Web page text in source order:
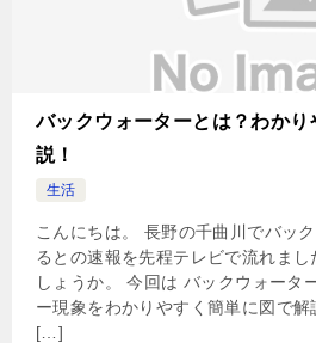
バックウォーターとは？わか
説！
生活
こんにちは。 長野の千曲川でバッ
るとの速報を先程テレビで流れま
しょうか。 今回は バックウォータ
ー現象をわかりやすく簡単に図で
[…]